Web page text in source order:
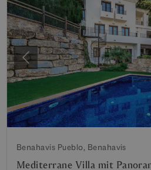
Vorherige
Benahavis Pueblo, Benahavis
Mediterrane Villa mit